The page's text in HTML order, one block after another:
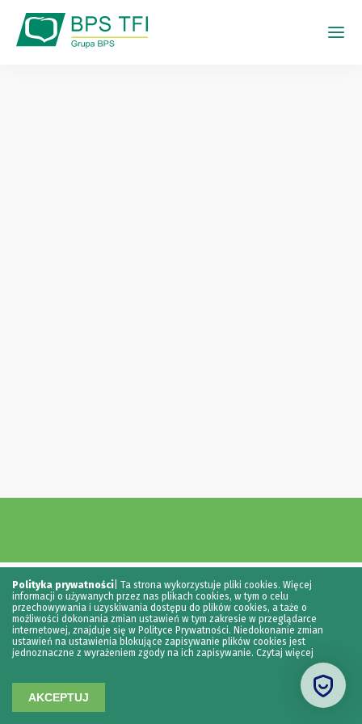
Polityka prywatności Ta strona wykorzystuje pliki cookies. Więcej
informacji o używanych przez nas plikach cookies, w tym o celu
przechowywania i uzyskiwania dostępu do plików cookies, a taże o
możliwości dokonania zmian ustawień w tym zakresie w przeglądarce
internetowej, znajduje się w Polityce Prywatności. Niedokonanie zmian
ustawień na ustawienia blokujące zapisywanie plików cookies jest
jednoznaczne z wyrażeniem zgody na ich zapisywanie. Czytaj więcej
AKCEPTUJ
Copyright ©2026